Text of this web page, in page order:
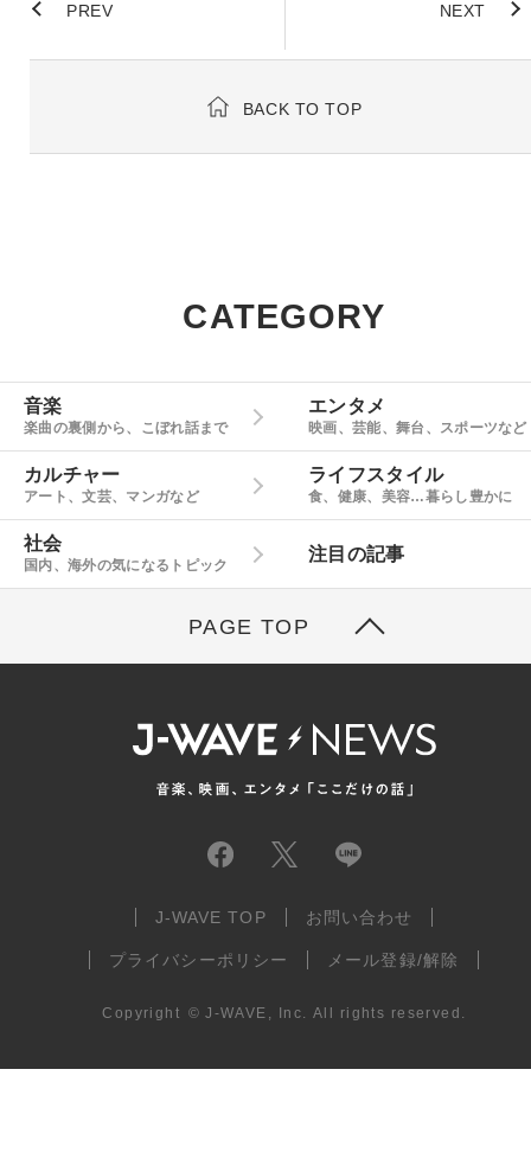
PREV NEXT
BACK TO TOP
CATEGORY
音楽
楽曲の裏側から、こぼれ話まで
エンタメ
映画、芸能、舞台、スポーツなど
カルチャー
アート、文芸、マンガなど
ライフスタイル
食、健康、美容…暮らし豊かに
社会
国内、海外の気になるトピック
注目の記事
PAGE TOP
J-WAVE TOP お問い合わせ
プライバシーポリシー メール登録/解除
Copyright © J-WAVE, Inc. All rights reserved.